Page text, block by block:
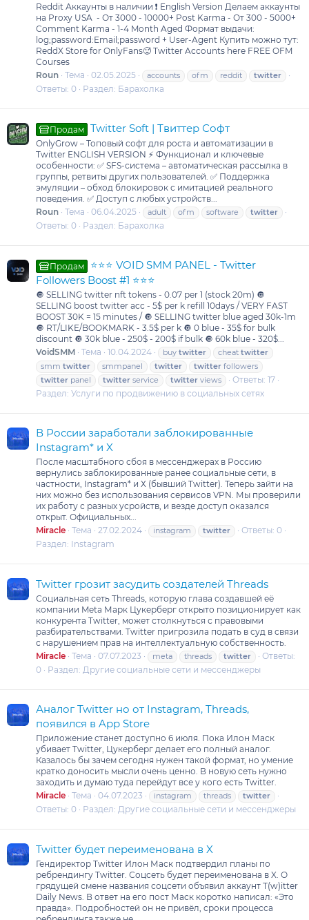
Reddit Аккаунты в наличии ❗ English Version Делаем аккаунты
на Proxy USA ️ - От 3000 - 10000+ Post Karma - От 300 - 5000+
Comment Karma - 1-4 Month Aged Формат выдачи:
log;password:Email;password + User-Agent Купить можно тут:
ReddX Store for OnlyFans🥵 Twitter Accounts here FREE OFM
Courses
Roun Тема 02.05.2025 accounts ofm reddit twitter
Ответы: 0 Раздел: Барахолка
Продам Twitter Soft | Твиттер Софт
OnlyGrow – Топовый софт для роста и автоматизации в
Twitter ENGLISH VERSION ⚡ Функционал и ключевые
особенности: ✅ SFS-система – автоматическая рассылка в
группы, ретвиты других пользователей. ✅ Поддержка
эмуляции – обход блокировок с имитацией реального
поведения. ✅ Доступ с любых устройств...
Roun Тема 06.04.2025 adult ofm software twitter
Ответы: 0 Раздел: Барахолка
Продам
⭐⭐⭐ VOID SMM PANEL - Twitter
Followers Boost #1 ⭐⭐⭐
🔘 SELLING twitter nft tokens - 0.07 per 1 (stock 20m) 🔘
SELLING boost twitter acc - 5$ per k refill 10days / VERY FAST
BOOST 30K = 15 minutes / 🔘 SELLING twitter blue aged 30k-1m
🔘 RT/LIKE/BOOKMARK - 3.5$ per k 🔘 0 blue - 35$ for bulk
discount 🔘 30k blue - 250$ - 200$ if bulk 🔘 60k blue - 320$...
VoidSMM Тема 10.04.2024 buy twitter cheat twitter
smm twitter smmpanel twitter twitter followers
twitter panel twitter service twitter views
Ответы: 17
Раздел: Услуги по продвижению в социальных сетях
В России заработали заблокированные
Instagram* и X
После масштабного сбоя в мессенджерах в Россию
вернулись заблокированные ранее социальные сети, в
частности, Instagram* и Х (бывший Twitter). Теперь зайти на
них можно без использования сервисов VPN. Мы проверили
их работу с разных усройств, и везде доступ оказался
открыт. Официальных...
Miracle Тема 27.02.2024 instagram twitter
Ответы: 0
Раздел: Instagram
Twitter грозит засудить создателей Threads
Социальная сеть Threads, которую глава создавшей её
компании Meta Марк Цукерберг открыто позиционирует как
конкурента Twitter, может столкнуться с правовыми
разбирательствами. Twitter пригрозила подать в суд в связи
с нарушением прав на интеллектуальную собственность.
Miracle Тема 07.07.2023 meta threads twitter
Ответы:
0
Раздел: Другие социальные сети и мессенджеры
Аналог Twitter но от Instagram, Threads,
появился в App Store
Приложение станет доступно 6 июля. Пока Илон Маск
убивает Twitter, Цукерберг делает его полный аналог.
Казалось бы зачем сегодня нужен такой формат, но умение
кратко доносить мысли очень ценно. В новую сеть нужно
заходить и думаю туда перейдут все у кого есть Twitter.
Miracle Тема 04.07.2023 instagram threads twitter
Ответы: 0 Раздел: Другие социальные сети и мессенджеры
Twitter будет переименована в X
Гендиректор Twitter Илон Маск подтвердил планы по
ребрендингу Twitter. Соцсеть будет переименована в X. О
грядущей смене названия соцсети объявил аккаунт T(w)itter
Daily News. В ответ на его пост Маск коротко написал: «Это
правда». Подробностей он не привёл, сроки процесса